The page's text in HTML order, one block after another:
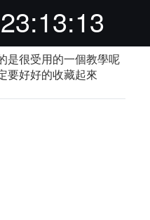
是很受用的一個教學呢
要好好的收藏起來